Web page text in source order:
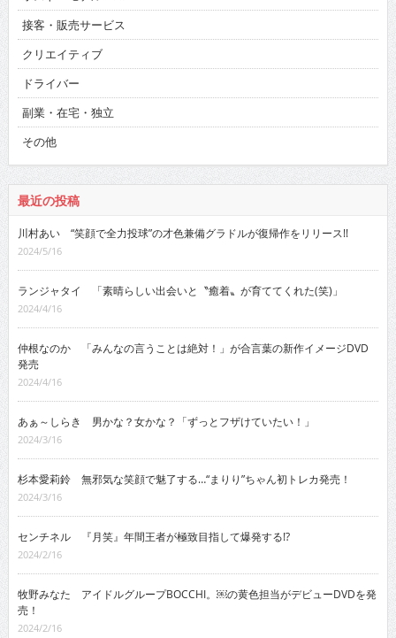
接客・販売サービス
クリエイティブ
ドライバー
副業・在宅・独立
その他
最近の投稿
川村あい “笑顔で全力投球”の才色兼備グラドルが復帰作をリリース!!
2024/5/16
ランジャタイ 「素晴らしい出会いと〝癒着〟が育ててくれた(笑)」
2024/4/16
仲根なのか 「みんなの言うことは絶対！」が合言葉の新作イメージDVD
発売
2024/4/16
あぁ～しらき 男かな？女かな？「ずっとフザけていたい！」
2024/3/16
杉本愛莉鈴 無邪気な笑顔で魅了する…“まりり”ちゃん初トレカ発売！
2024/3/16
センチネル 『月笑』年間王者が極致目指して爆発する!?
2024/2/16
牧野みなた アイドルグループBOCCHI。￼の黄色担当がデビューDVDを発
売！
2024/2/16